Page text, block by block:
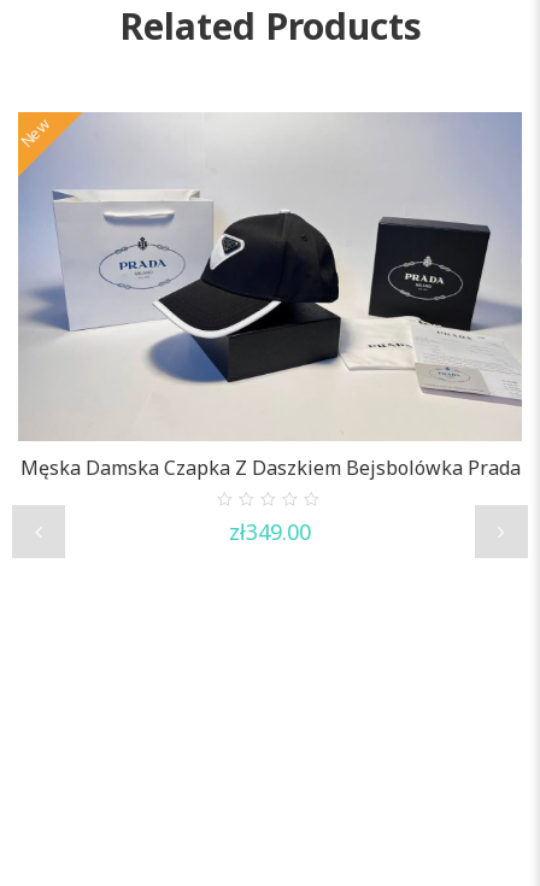
Related Products
New
Męska Damska Czapka Z Daszkiem Bejsbolówka Prada
out
zł349.00